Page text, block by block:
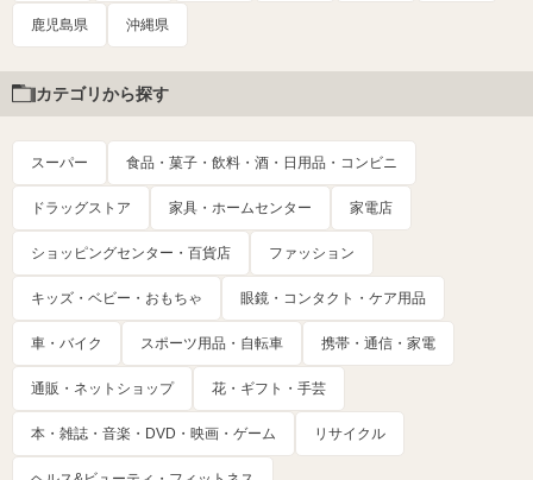
鹿児島県 沖縄県
カテゴリから探す
スーパー 食品・菓子・飲料・酒・日用品・コンビニ
ドラッグストア 家具・ホームセンター 家電店
ショッピングセンター・百貨店 ファッション
キッズ・ベビー・おもちゃ 眼鏡・コンタクト・ケア用品
車・バイク スポーツ用品・自転車 携帯・通信・家電
通販・ネットショップ 花・ギフト・手芸
本・雑誌・音楽・DVD・映画・ゲーム リサイクル